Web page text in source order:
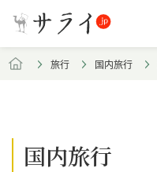
旅行 国内旅行
国内旅行